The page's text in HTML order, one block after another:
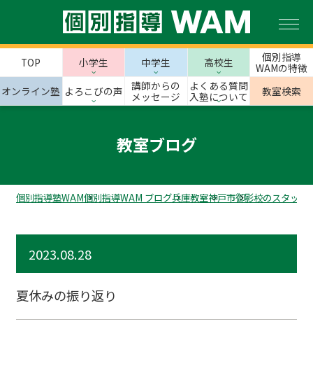
TOP 小学生 中学生 高校生
個別指導
WAMの特徴
オンライン塾 よろこびの声
講師からの
メッセージ
よくある質問
入塾について
教室検索
教室ブログ
個別指導塾WAM個別指導WAM ブログ兵庫教室神戸市御影校のスタッフ
2023.08.28
夏休みの振り返り